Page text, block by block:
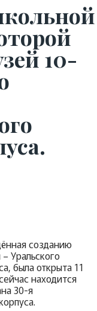
10-
созданию
Уральского
была открыта 11
находится
30-я